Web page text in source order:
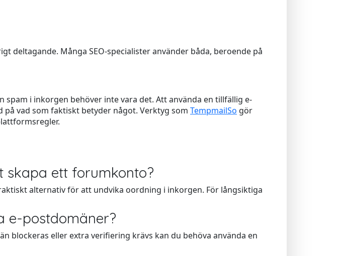
Många SEO-specialister använder båda, beroende på
spam i inkorgen behöver inte vara det. Att använda en tillfällig e-
vad som faktiskt betyder något. Verktyg som TempmailSo gör
ett forumkonto?
alternativ för att undvika oordning i inkorgen. För långsiktiga
e-postdomäner?
blockeras eller extra verifiering krävs kan du behöva använda en